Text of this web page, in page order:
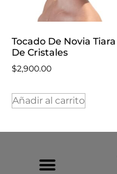
Tocado De Novia Tiara
De Cristales
$2,900.00
Añadir al carrito